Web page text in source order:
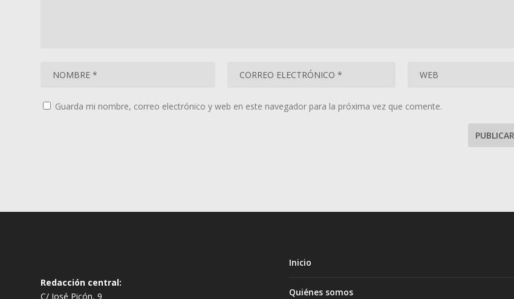
Guarda mi nombre, correo electrónico y web en este navegador para la próxima vez que comente.
Redacción central:
C/ José Picón, 9
Inicio
Quiénes somos